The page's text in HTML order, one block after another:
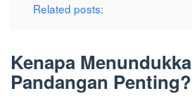
Related posts:
Kenapa
Pandangan Penting?